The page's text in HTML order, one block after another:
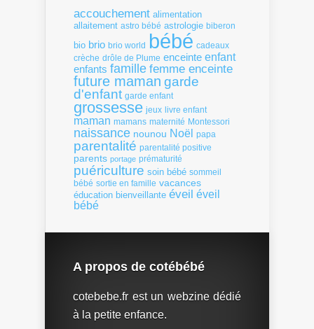
accouchement alimentation
allaitement astro bébé astrologie biberon
bio brio brio world bébé cadeaux
crèche drôle de Plume enceinte enfant
enfants famille femme enceinte
future maman garde
d'enfant garde enfant
grossesse jeux livre enfant
maman mamans maternité Montessori
naissance nounou Noël papa
parentalité parentalité positive
parents portage prématurité
puériculture soin bébé sommeil
bébé sortie en famille vacances
éducation bienveillante éveil éveil
bébé
A propos de cotébébé
cotebebe.fr est un webzine dédié
à la petite enfance.